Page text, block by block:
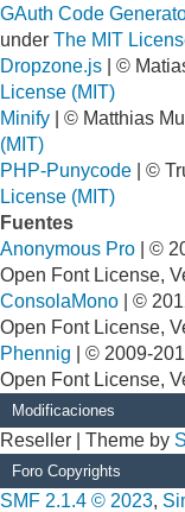
GAuth Code
under The MIT
Dropzone.js | ©
License (MIT)
Minify | © Matthias
(MIT)
PHP-Punycode | ©
License (MIT)
Fuentes
Anonymous Pro | ©
Open Font License,
ConsolaMono | ©
Open Font License,
Phennig | © 2009-
Open Font License,
Modificaciones
Reseller | Theme by
Foro Copyrights
SMF 2.1.4 © 2023,